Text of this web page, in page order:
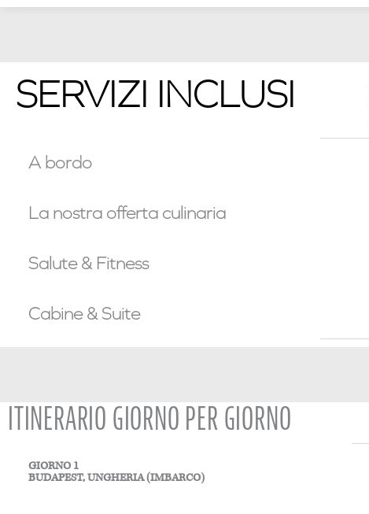
SERVIZI INCLUSI
A bordo
La nostra offerta culinaria
Salute & Fitness
Cabine & Suite
ITINERARIO GIORNO PER GIORNO
GIORNO 1
BUDAPEST, UNGHERIA (IMBARCO)